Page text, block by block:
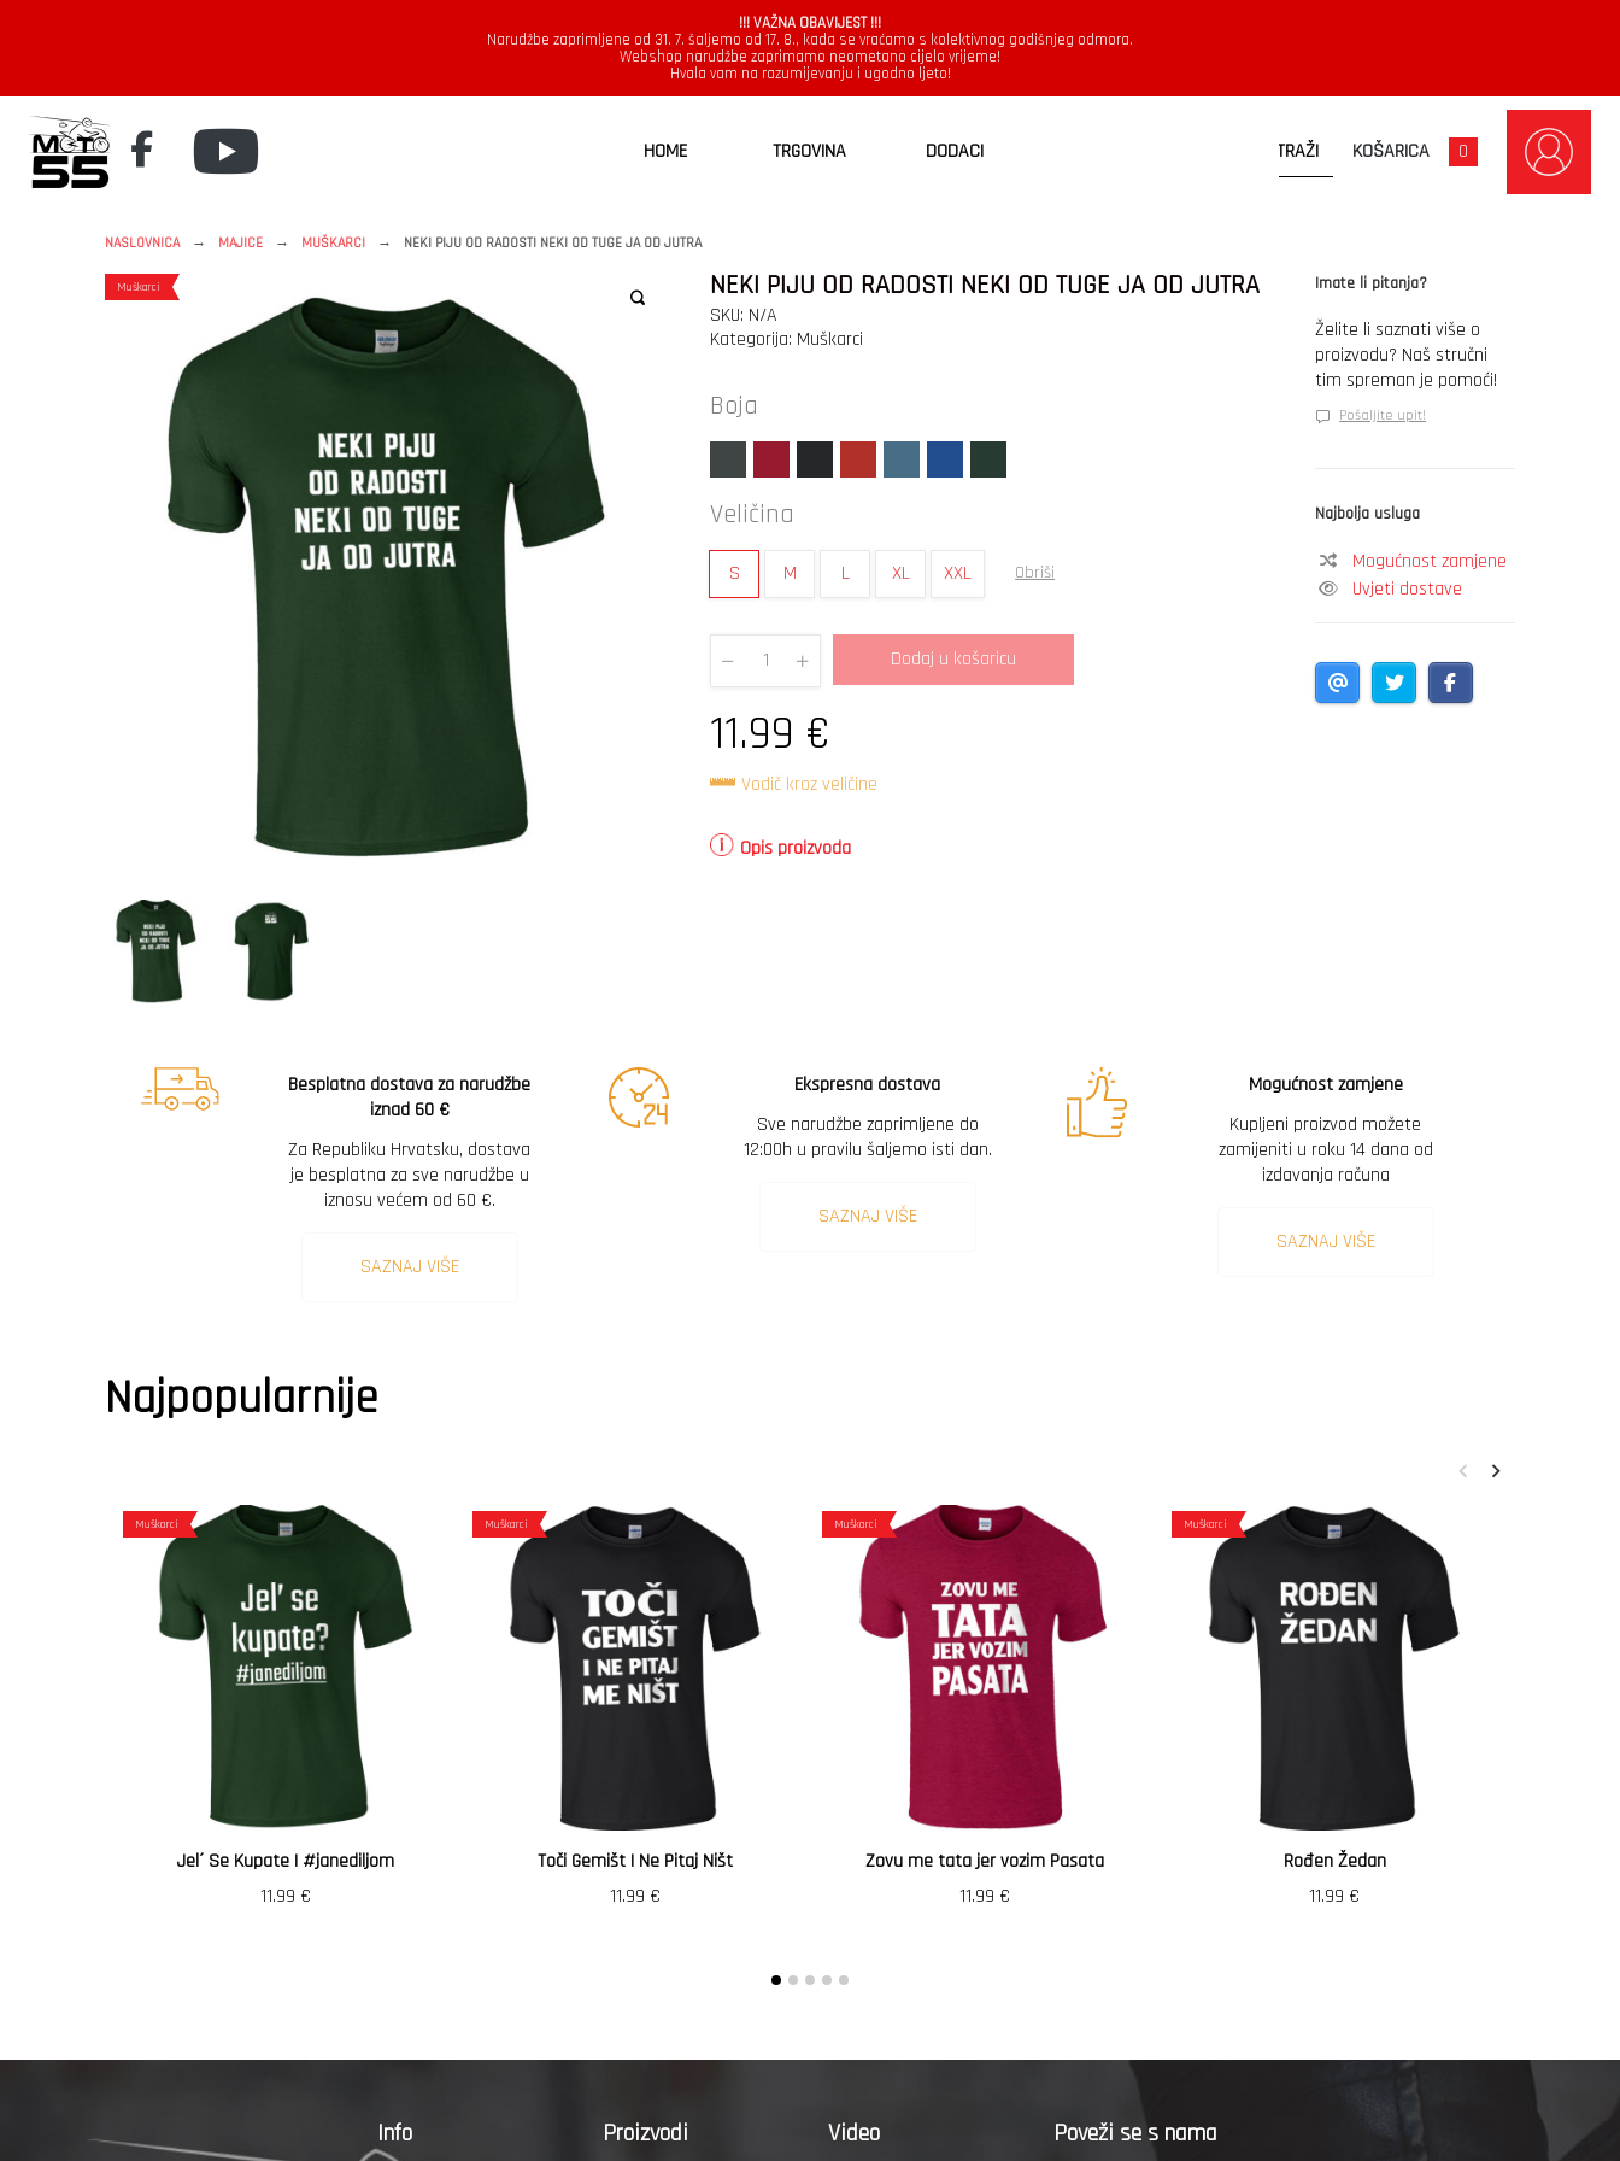
!!! VAŽNA OBAVIJEST !!!
Narudžbe zaprimljene od 31. 7. šaljemo od 17. 8., kada se vraćamo s kolektivnog godišnjeg odmora.
Webshop narudžbe zaprimamo neometano cijelo vrijeme!
Hvala vam na razumijevanju i ugodno ljeto!
HOME TRGOVINA DODACI KOŠARICA 0
NASLOVNICA → MAJICE → MUŠKARCI → NEKI PIJU OD RADOSTI NEKI OD TUGE JA OD JUTRA
Muškarci NEKI PIJU OD RADOSTI NEKI OD TUGE JA OD JUTRA
SKU: N/A
Kategorija: Muškarci
Boja
Veličina
S M L XL XXL Obriši
Quantity
Dodaj u košaricu
11.99 €
Vodič kroz veličine
Opis proizvoda
Imate li pitanja?
Želite li saznati više o
proizvodu? Naš stručni
tim spreman je pomoći!
Pošaljite upit!
Najbolja usluga
Mogućnost zamjene
Uvjeti dostave
Besplatna dostava za narudžbe
iznad 60 €
Za Republiku Hrvatsku, dostava
je besplatna za sve narudžbe u
iznosu većem od 60 €.
SAZNAJ VIŠE
Ekspresna dostava
Sve narudžbe zaprimljene do
12:00h u pravilu šaljemo isti dan.
SAZNAJ VIŠE
Mogućnost zamjene
Kupljeni proizvod možete
zamijeniti u roku 14 dana od
izdavanja računa
SAZNAJ VIŠE
Najpopularnije
Muškarci
Jel´ Se Kupate | #janediljom
11.99 €
Muškarci
Toči Gemišt I Ne Pitaj Ništ
11.99 €
Muškarci
Zovu me tata jer vozim Pasata
11.99 €
Muškarci
Rođen Žedan
11.99 €
Info Proizvodi Video Poveži se s nama